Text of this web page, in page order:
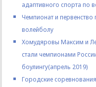
адаптивного спорта по
Чемпионат и первенство
волейболу
Хомудяровы Максим и
стали чемпионами
боулингу(апрель 2019)
Городские